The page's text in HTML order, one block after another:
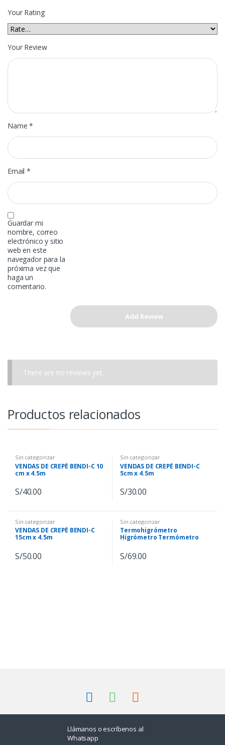
Your Rating
Your Review
Name*
Email*
Guardar mi
nombre, correo
electrónico y sitio
web en este
navegador para la
próxima vez que
haga un
comentario.
There are no reviews yet.
Productos relacionados
Sin categorizar
VENDAS DE CREPÉ BENDI-C 10
cm x 4.5m
S/40.00
Sin categorizar
VENDAS DE CREPÉ BENDI-C
5cm x 4.5m
S/30.00
Sin categorizar
VENDAS DE CREPÉ BENDI-C
15cm x 4.5m
S/50.00
Sin categorizar
Termohigrómetro
Higrómetro Termómetro
S/69.00
n
Llámanos o escríbenos al
Whatsapp